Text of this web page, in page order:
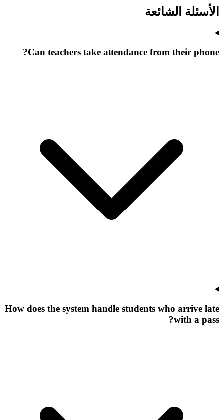
الأسئلة الشائعة
Can teachers take attendance from their phone?
How does the system handle students who arrive late
with a pass?